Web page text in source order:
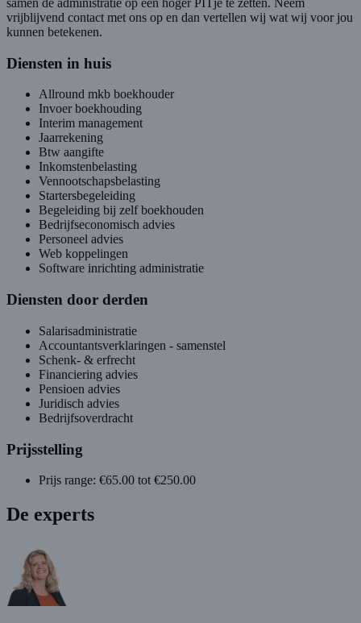
samen de administratie op een hoger PITje te zetten. Neem
vrijblijvend contact met ons op en dan vertellen wij wat wij voor jou
kunnen betekenen.
Diensten in huis
Allround mkb boekhouder
Invoer boekhouding
Interim management
Jaarrekening
Btw aangifte
Inkomstenbelasting
Vennootschapsbelasting
Startersbegeleiding
Begeleiding bij zelf boekhouden
Bedrijfseconomisch advies
Personeel advies
Web koppelingen
Software inrichting administratie
Diensten door derden
Salarisadministratie
Accountantsverklaringen - samenstel
Schenk- & erfrecht
Financiering advies
Pensioen advies
Juridisch advies
Bedrijfsoverdracht
Prijsstelling
Prijs range: €65.00 tot €250.00
De experts